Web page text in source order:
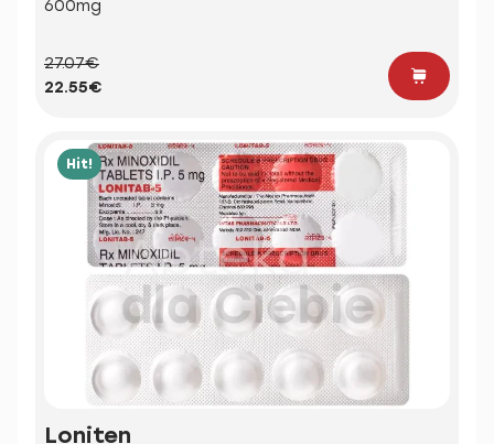
600mg
27.07€
22.55€
Hit!
Loniten